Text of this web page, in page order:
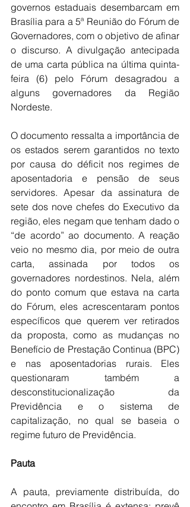
governos estaduais desembarcam em
Brasília para a 5ª Reunião do Fórum de
Governadores, com o objetivo de afinar
o discurso. A divulgação antecipada
de uma carta pública na última quinta-
feira (6) pelo Fórum desagradou a
alguns governadores da Região
Nordeste.
O documento ressalta a importância de
os estados serem garantidos no texto
por causa do déficit nos regimes de
aposentadoria e pensão de seus
servidores. Apesar da assinatura de
sete dos nove chefes do Executivo da
região, eles negam que tenham dado o
“de acordo” ao documento. A reação
veio no mesmo dia, por meio de outra
carta, assinada por todos os
governadores nordestinos. Nela, além
do ponto comum que estava na carta
do Fórum, eles acrescentaram pontos
específicos que querem ver retirados
da proposta, como as mudanças no
Benefício de Prestação Continua (BPC)
e nas aposentadorias rurais. Eles
questionaram também a
desconstitucionalização da
Previdência e o sistema de
capitalização, no qual se baseia o
regime futuro de Previdência.
Pauta
A pauta, previamente distribuída, do